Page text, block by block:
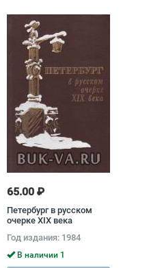
65.00 ₽
Петербург в русском
очерке XIX века
Виссарион Белинский,
Дмитрий Григорович,
Николай Бестужев
Год издания: 1984
В наличии 1